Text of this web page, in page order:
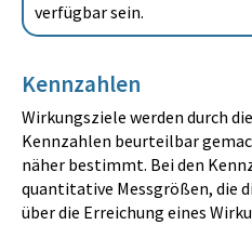
verfügbar sein.
Kennzahlen
Wirkungsziele werden durch
Kennzahlen beurteilbar
näher bestimmt. Bei den
quantitative Messgrößen, die
über die Erreichung eines